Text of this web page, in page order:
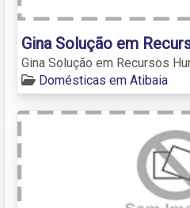
Gina Solução em
Gina Solução em Recursos
Domésticas em Atibaia